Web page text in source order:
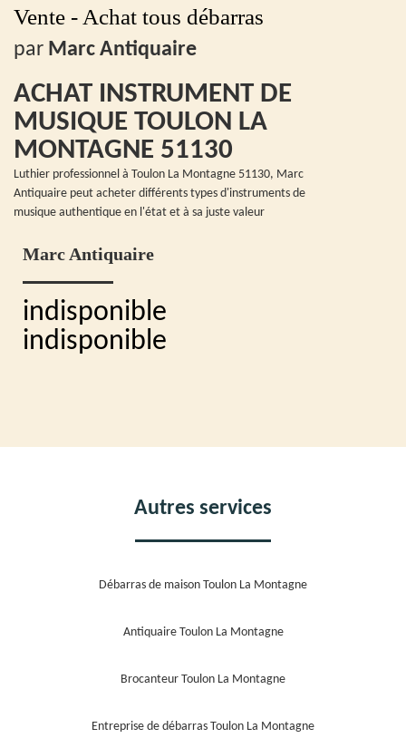
Vente - Achat tous débarras
par Marc Antiquaire
ACHAT INSTRUMENT DE
MUSIQUE TOULON LA
MONTAGNE 51130
Luthier professionnel à Toulon La Montagne 51130, Marc
Antiquaire peut acheter différents types d'instruments de
musique authentique en l'état et à sa juste valeur
Marc Antiquaire
indisponible
indisponible
Autres services
Débarras de maison Toulon La Montagne
Antiquaire Toulon La Montagne
Brocanteur Toulon La Montagne
Entreprise de débarras Toulon La Montagne